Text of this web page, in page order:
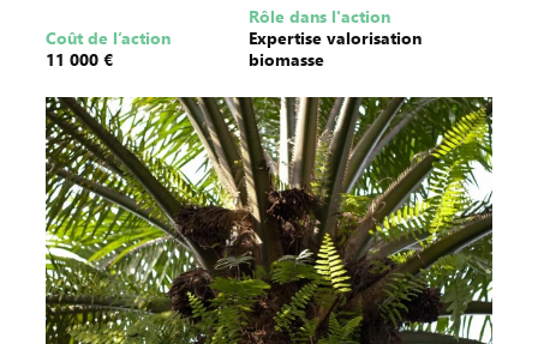
Coût de l’action
11 000 €
Rôle dans l'action
Expertise valorisation
biomasse